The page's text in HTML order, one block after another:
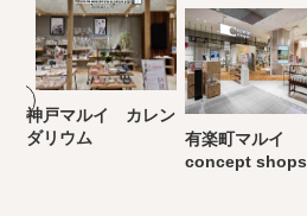
神戸マルイ カレン
ダリウム
有楽町マルイ
concept shops